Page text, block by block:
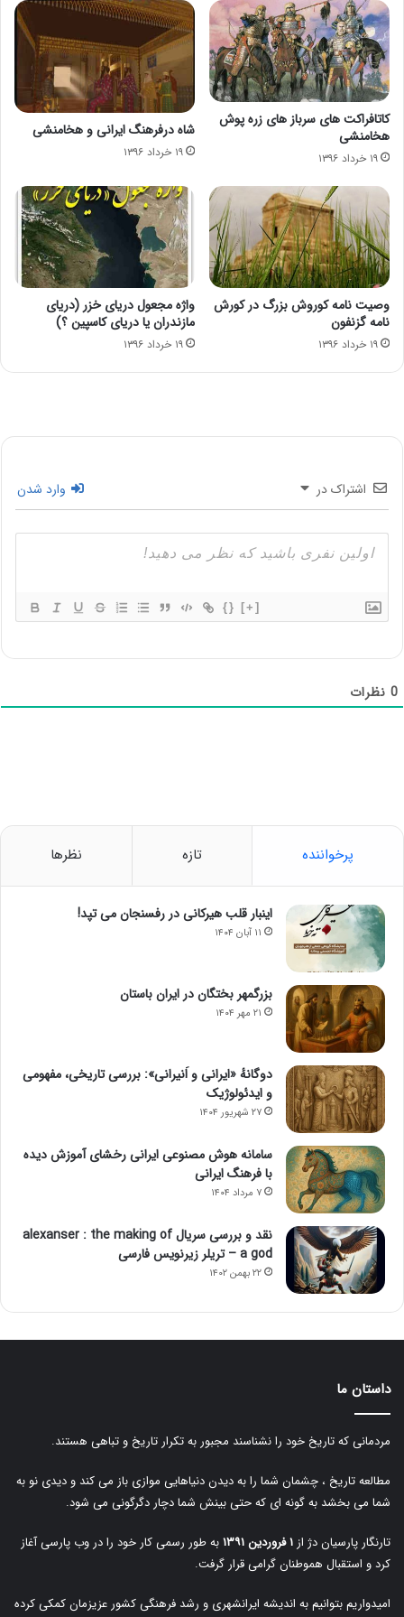
کاتافراکت های سرباز های زره پوش
هخامنشی
۱۹ خرداد ۱۳۹۶
شاه درفرهنگ ایرانی و هخامنشی
۱۹ خرداد ۱۳۹۶
وصیت نامه کوروش بزرگ در کورش
نامه گزنفون
۱۹ خرداد ۱۳۹۶
واژه مجعول دریای خزر (دریای
مازندران یا دریای کاسپین ؟)
۱۹ خرداد ۱۳۹۶
اشتراک در وارد شدن
{} [+]
0 نظرات
پرخواننده تازه نظرها
اینبار قلب هیرکانی در رفسنجان می تپد!
۱۱ آبان ۱۴۰۴
بزرگمهر بختگان در ایران باستان
۲۱ مهر ۱۴۰۴
دوگانهٔ «ایرانی و اَنیرانی»: بررسی تاریخی، مفهومی
و ایدئولوژیک
۲۷ شهریور ۱۴۰۴
سامانه هوش مصنوعی ایرانی رخشای آموزش دیده
با فرهنگ ایرانی
۷ مرداد ۱۴۰۴
نقد و بررسی سریال alexanser : the making of
a god – تریلر زیرنویس فارسی
۲۲ بهمن ۱۴۰۲
داستان ما
مردمانی که تاریخ خود را نشناسند مجبور به تکرار تاریخ و تباهی هستند.
مطالعه تاریخ ، چشمان شما را به دیدن دنیاهایی موازی باز می کند و دیدی نو به
شما می بخشد به گونه ای که حتی بینش شما دچار دگرگونی می شود.
تارنگار پارسیان دژ از ۱ فروردین ۱۳۹۱
به طور رسمی کار خود را در وب پارسی آغاز
کرد و استقبال هموطنان گرامی قرار گرفت.
امیدواریم بتوانیم به اندیشه ایرانشهری و رشد فرهنگی کشور عزیزمان کمکی کرده